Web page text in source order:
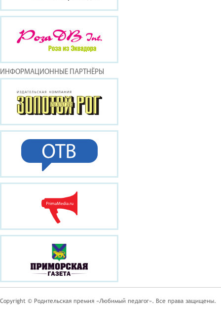
ИНФОРМАЦИОННЫЕ ПАРТНЁРЫ
Copyright © Родительская премия «Любимый педагог». Все права защищены.